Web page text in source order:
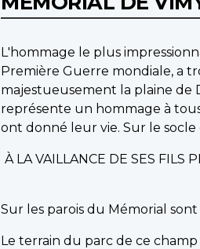
L'hommage le plus
Première Guerre mondiale, a
majestueusement la plaine de
représente un hommage à
ont donné leur vie. Sur le socle
À LA VAILLANCE DE SES FILS
Sur les parois du Mémorial
Le terrain du parc de ce